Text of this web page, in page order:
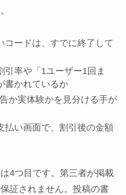
コードは、すでに終了して
引率や「1ユーザー1回ま
書かれているか
か実体験かを見分ける手が
払い画面で、割引後の金額
4つ目です。第三者が掲載
証されません。投稿の書